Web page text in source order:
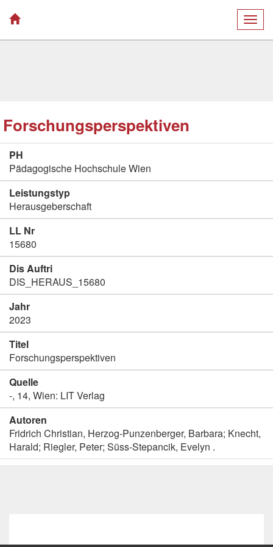
Forschungsperspektiven
PH
Pädagogische Hochschule Wien
Leistungstyp
Herausgeberschaft
LL Nr
15680
Dis Auftri
DIS_HERAUS_15680
Jahr
2023
Titel
Forschungsperspektiven
Quelle
-, 14, Wien: LIT Verlag
Autoren
Fridrich Christian, Herzog-Punzenberger, Barbara; Knecht,
Harald; Riegler, Peter; Süss-Stepancik, Evelyn .